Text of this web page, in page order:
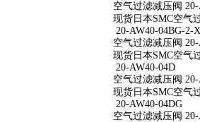
空气过滤减压阀
现货日本SMC空气
20-AW40-04BG-2-
空气过滤减压阀
现货日本SMC空气
20-AW40-04D
空气过滤减压阀
现货日本SMC空气
20-AW40-04DG
空气过滤减压阀